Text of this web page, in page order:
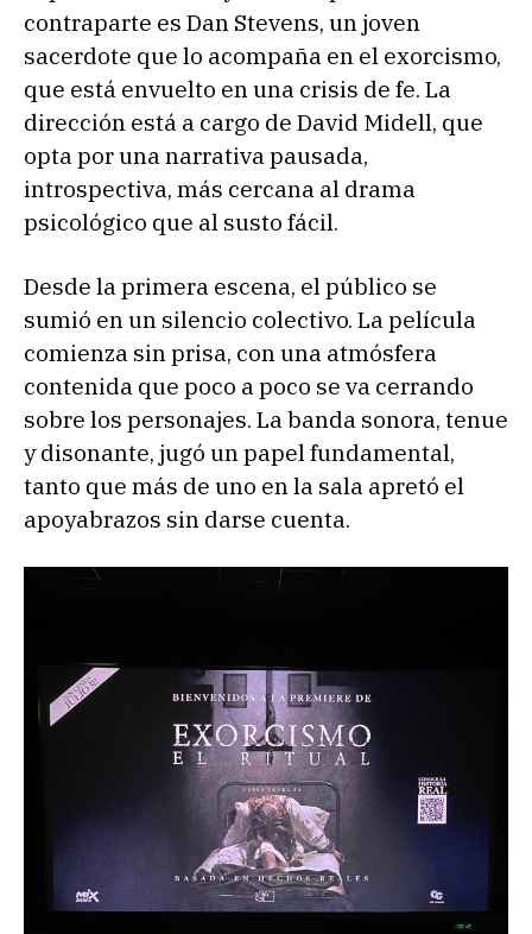
contraparte es Dan Stevens, un joven
sacerdote que lo acompaña en el exorcismo,
que está envuelto en una crisis de fe. La
dirección está a cargo de David Midell, que
opta por una narrativa pausada,
introspectiva, más cercana al drama
psicológico que al susto fácil.
Desde la primera escena, el público se
sumió en un silencio colectivo. La película
comienza sin prisa, con una atmósfera
contenida que poco a poco se va cerrando
sobre los personajes. La banda sonora, tenue
y disonante, jugó un papel fundamental,
tanto que más de uno en la sala apretó el
apoyabrazos sin darse cuenta.